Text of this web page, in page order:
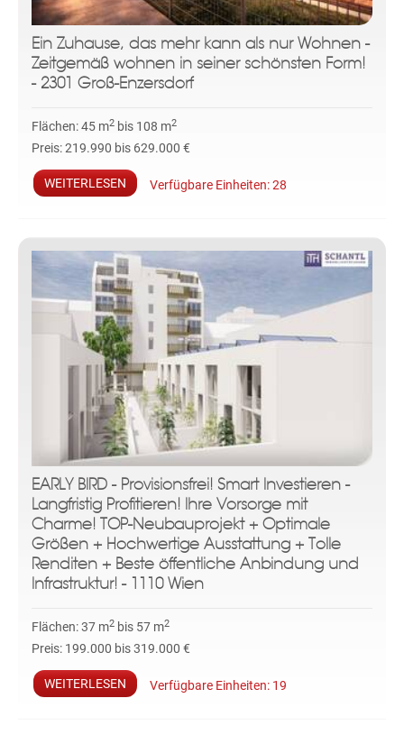
Ein Zuhause, das mehr kann als nur Wohnen -
Zeitgemäß wohnen in seiner schönsten Form!
- 2301 Groß-Enzersdorf
Flächen:45 m2 bis 108 m2
Preis:219.990 bis 629.000 €
WEITERLESEN Verfügbare Einheiten:28
EARLY BIRD - Provisionsfrei! Smart Investieren -
Langfristig Profitieren! Ihre Vorsorge mit
Charme! TOP-Neubauprojekt + Optimale
Größen + Hochwertige Ausstattung + Tolle
Renditen + Beste öffentliche Anbindung und
Infrastruktur! - 1110 Wien
Flächen:37 m2 bis 57 m2
Preis: 199.000 bis 319.000 €
WEITERLESEN Verfügbare Einheiten: 19